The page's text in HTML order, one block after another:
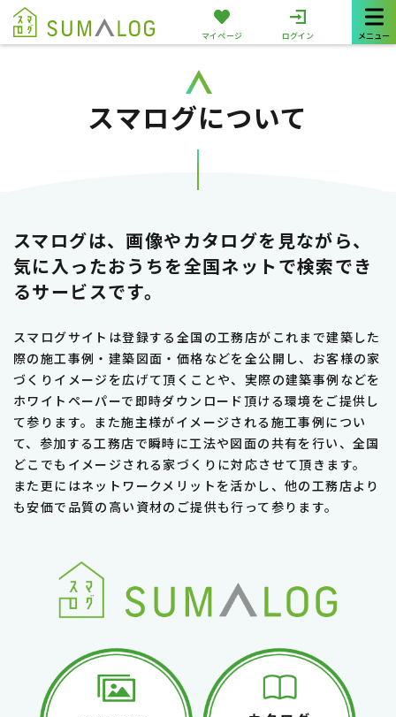
マイページ ログイン メニュー
TOP > スマログについて
スマログについて
スマログは、画像やカタログを見ながら、
気に入ったおうちを全国ネットで検索でき
るサービスです。
スマログサイトは登録する全国の工務店がこれまで建築した
際の施工事例・建築図面・価格などを全公開し、お客様の家
づくりイメージを広げて頂くことや、実際の建築事例などを
ホワイトペーパーで即時ダウンロード頂ける環境をご提供し
て参ります。また施主様がイメージされる施工事例につい
て、参加する工務店で瞬時に工法や図面の共有を行い、全国
どこでもイメージされる家づくりに対応させて頂きます。
また更にはネットワークメリットを活かし、他の工務店より
も安価で品質の高い資材のご提供も行って参ります。